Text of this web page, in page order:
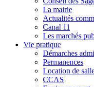
La mairie
Actualités
Canal 11
Les marchés
Vie pratique
Démarches
Permanences
Location de
CCAS